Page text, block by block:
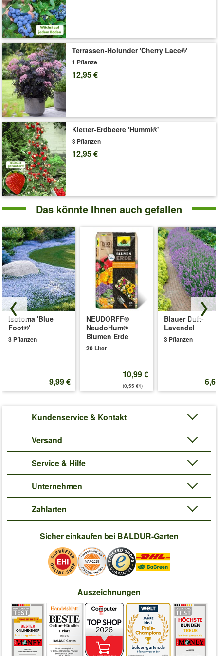
Standort in der Sonne oder im Halbschatten und trägt ab Mitte
Juni leckere Kirschen. Die mehrjährige, winterharte Pflanze
bevorzugt einen nährstoffreichen, durchlässigen Gartenboden
mit einer ausreichenden Feuchte, aber ohne Staunässe.
(Prunus avium)
Art.-Nr.:3899
Liefergröße:3-Liter Containertopf, ca. 60-80 cm hoch
'Selbstfruchtende Süßkirsche 'Swing''
Terrassen-Holunder 'Cherry Lace®'
1 Pflanze
12,95 €
Kletter-Erdbeere 'Hummi®'
3 Pflanzen
12,95 €
Das könnte Ihnen auch gefallen
Isotoma 'Blue
Foot®'
3 Pflanzen
9,99 €
NEUDORFF®
NeudoHum®
Blumen Erde
20 Liter
10,99 €
(0,55 €/l)
Blauer Duft-
Lavendel
3 Pflanzen
Kundenservice & Kontakt
Versand
Service & Hilfe
Unternehmen
Zahlarten
Sicher einkaufen bei BALDUR-Garten
Auszeichnungen